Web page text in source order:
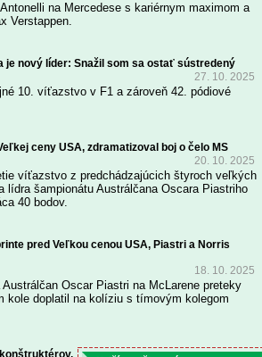
na Mercedese s kariérnym maximom a
Verstappen.
je nový líder: Snažil som sa ostať sústredený
27. 10. 2025
10. víťazstvo v F1 a zároveň 42. pódiové
ceny USA, zdramatizoval boj o čelo MS
20. 10. 2025
víťazstvo z predchádzajúcich štyroch veľkých
lídra šampionátu Austrálčana Oscara Piastriho
40 bodov.
pred Veľkou cenou USA, Piastri a Norris
18. 10. 2025
Austrálčan Oscar Piastri na McLarene preteky
kole doplatil na kolíziu s tímovým kolegom